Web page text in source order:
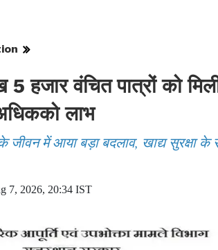
हजार वंचित पात्रों को
लाभ
जीवन में आया बड़ा बदलाव, खाद्य सुरक्षा
7, 2026, 20:34 IST